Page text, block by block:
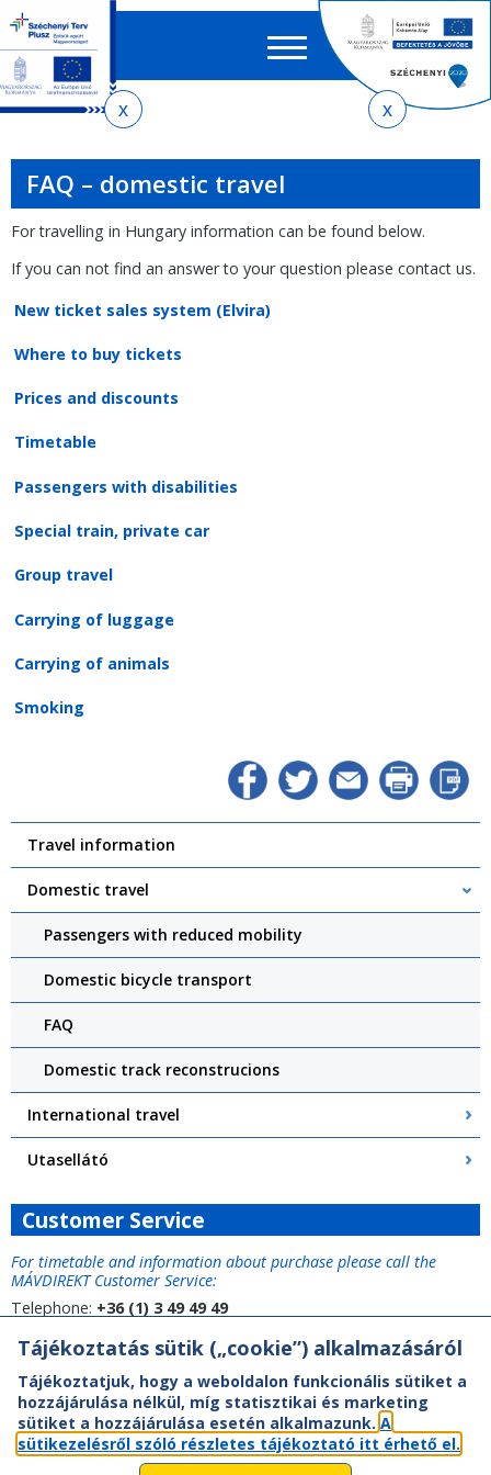
local
menu
main
content
sitemap
EN HU
form
here
FAQ – domestic travel
For travelling in Hungary information can be found below.
If you can not find an answer to your question please contact us.
New ticket sales system (Elvira)
Where to buy tickets
Prices and discounts
Timetable
Passengers with disabilities
Special train, private car
Group travel
Carrying of luggage
Carrying of animals
Smoking
Travel information
Domestic travel
Passengers with reduced mobility
Domestic bicycle transport
FAQ
Domestic track reconstrucions
International travel
Utasellátó
Customer Service
For timetable and information about purchase please call the
MÁVDIREKT Customer Service:
Telephone: +36 (1) 3 49 49 49
Tájékoztatás sütik („cookie”) alkalmazásáról
Tájékoztatjuk, hogy a weboldalon funkcionális sütiket a
hozzájárulása nélkül, míg statisztikai és marketing
sütiket a hozzájárulása esetén alkalmazunk. A
sütikezelésről szóló részletes tájékoztató itt érhető el.